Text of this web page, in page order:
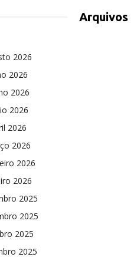
Arquivos
2026
2026
2026
2026
2026
2026
2026
2026
2025
2025
2025
2025